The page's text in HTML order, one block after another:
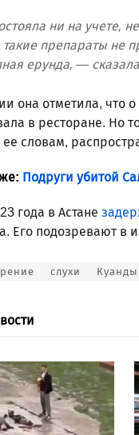
ни на учете,
такие препараты не
ерунда, —
она отметила, что
в ресторане. Но
ее словам,
Подруги убитой
года в Астане
Его подозревают в
слухи